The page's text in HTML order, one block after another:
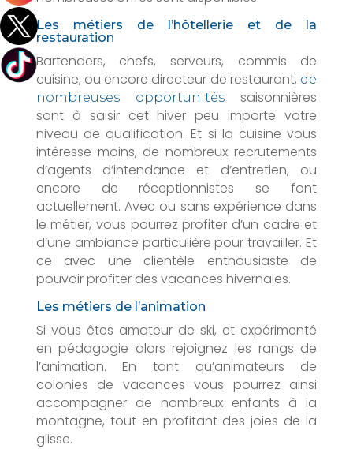
Les métiers de l’hôtellerie et de la
restauration
Bartenders, chefs, serveurs, commis de
cuisine, ou encore directeur de restaurant, de
nombreuses opportunitéssaisonnières
sont à saisir cet hiver peu importe votre
niveau de qualification. Et si la cuisine vous
intéresse moins, de nombreux recrutements
d’agents d’intendance et d’entretien, ou
encore de réceptionnistes se font
actuellement. Avec ou sans expérience dans
le métier, vous pourrez profiter d’un cadre et
d’une ambiance particulière pour travailler. Et
ce avec une clientèle enthousiaste de
pouvoir profiter des vacances hivernales.
Les métiers de l’animation
Si vous êtes amateur de ski, et expérimenté
en pédagogie alors rejoignez les rangs de
l’animation. En tant qu’animateurs de
colonies de vacances vous pourrez ainsi
accompagner de nombreux enfants à la
montagne, tout en profitant des joies de la
glisse.